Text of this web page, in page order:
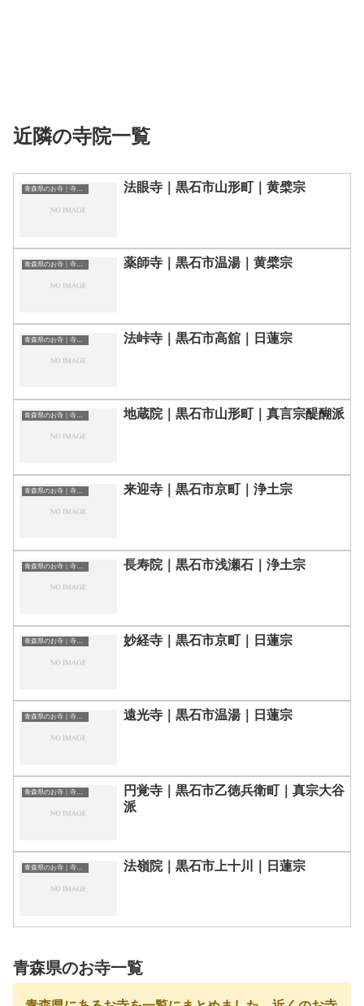
近隣の寺院一覧
青森県のお寺｜寺院一覧 法眼寺｜黒石市山形町｜黄檗宗
青森県のお寺｜寺院一覧 薬師寺｜黒石市温湯｜黄檗宗
青森県のお寺｜寺院一覧 法峠寺｜黒石市高舘｜日蓮宗
青森県のお寺｜寺院一覧 地蔵院｜黒石市山形町｜真言宗醍醐派
青森県のお寺｜寺院一覧 来迎寺｜黒石市京町｜浄土宗
青森県のお寺｜寺院一覧 長寿院｜黒石市浅瀬石｜浄土宗
青森県のお寺｜寺院一覧 妙経寺｜黒石市京町｜日蓮宗
青森県のお寺｜寺院一覧 遠光寺｜黒石市温湯｜日蓮宗
青森県のお寺｜寺院一覧
円覚寺｜黒石市乙徳兵衛町｜真宗大谷
派
青森県のお寺｜寺院一覧 法嶺院｜黒石市上十川｜日蓮宗
青森県のお寺一覧